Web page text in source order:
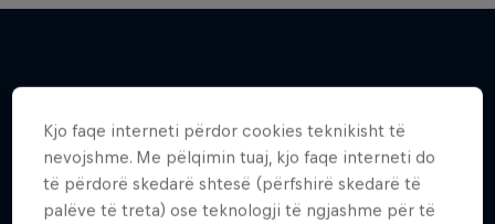
Kjo faqe interneti përdor cookies teknikisht të
nevojshme. Me pëlqimin tuaj, kjo faqe interneti do
të përdorë skedarë shtesë (përfshirë skedarë të
palëve të treta) ose teknologji të ngjashme për të